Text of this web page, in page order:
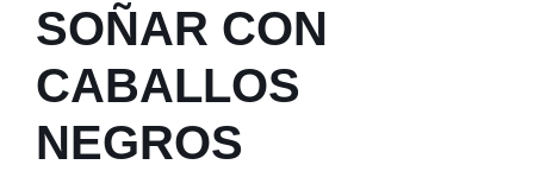
SOÑAR CON
CABALLOS
NEGROS